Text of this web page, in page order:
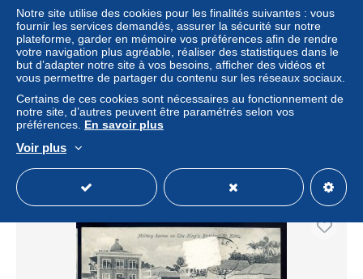
cpa des Antilles Saint Christophe et Niévès St Kitts
Coconut Trees W.I. LZ74
± 18,49 $US
Notre site utilise des cookies pour les finalités suivantes : vous
fournir les services demandés, assurer la sécurité sur notre
plateforme, garder en mémoire vos préférences afin de rendre
votre navigation plus agréable, réaliser des statistiques dans le
but d’adapter notre site à vos besoins, afficher des vidéos et
vous permettre de partager du contenu sur les réseaux sociaux.
Certains de ces cookies sont nécessaires au fonctionnement de
notre site, d’autres peuvent être paramétrés selon vos
préférences. En savoir plus
Voir plus